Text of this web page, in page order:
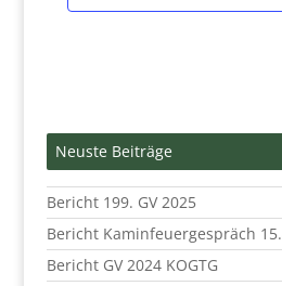
Neuste Beiträge
Bericht 199. GV 2025
Bericht Kaminfeuergespräch
Bericht GV 2024 KOGTG